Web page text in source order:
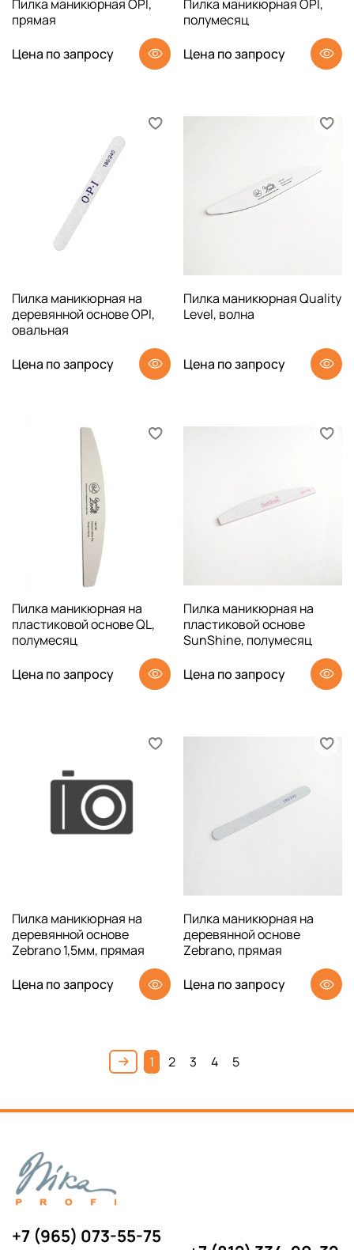
Пилка маникюрная OPI,
прямая
Цена по запросу
Пилка маникюрная OPI,
полумесяц
Цена по запросу
Пилка маникюрная на
деревянной основе OPI,
овальная
Цена по запросу
Пилка маникюрная Quality
Level, волна
Цена по запросу
Пилка маникюрная на
пластиковой основе QL,
полумесяц
Цена по запросу
Пилка маникюрная на
пластиковой основе
SunShine, полумесяц
Цена по запросу
Пилка маникюрная на
деревянной основе
Zebrano 1,5мм, прямая
Цена по запросу
Пилка маникюрная на
деревянной основе
Zebrano, прямая
Цена по запросу
1 2 3 4 5
+7 (965) 073-55-75